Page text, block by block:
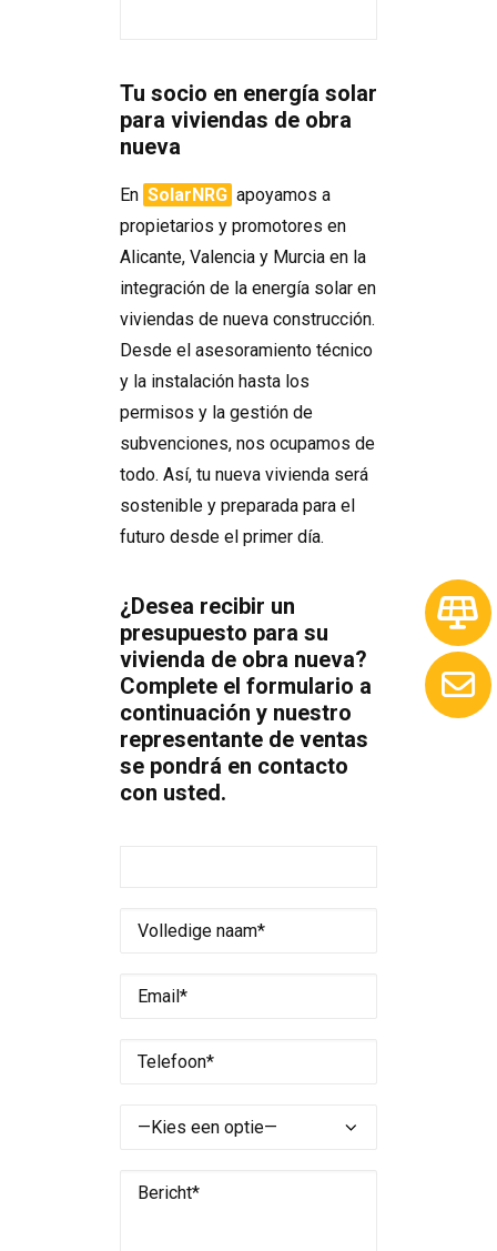
Tu socio en energía solar
para viviendas de obra
nueva
En SolarNRG apoyamos a
propietarios y promotores en
Alicante, Valencia y Murcia en la
integración de la energía solar en
viviendas de nueva construcción.
Desde el asesoramiento técnico
y la instalación hasta los
permisos y la gestión de
subvenciones, nos ocupamos de
todo. Así, tu nueva vivienda será
sostenible y preparada para el
futuro desde el primer día.
¿Desea recibir un
presupuesto para su
vivienda de obra nueva?
Complete el formulario a
continuación y nuestro
representante de ventas
se pondrá en contacto
con usted.